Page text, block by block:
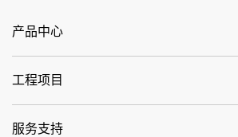
产品中心
工程项目
服务支持